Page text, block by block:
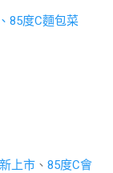
85度C麵包菜
上市 、 85度C會